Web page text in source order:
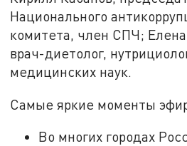
Национального
комитета, член СПЧ;
врач-диетолог,
медицинских наук.
Самые яркие моменты
Во многих городах